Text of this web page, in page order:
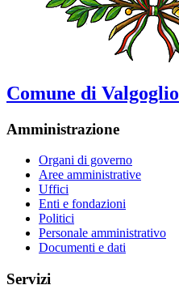
Comune di Valgoglio
Amministrazione
Organi di governo
Aree amministrative
Uffici
Enti e fondazioni
Politici
Personale amministrativo
Documenti e dati
Servizi